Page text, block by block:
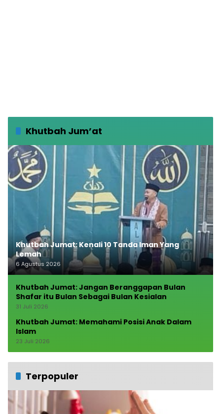
Khutbah Jum’at
Khutbah Jumat: Kenali 10 Tanda Iman Yang
Lemah
6 Agustus 2026
Khutbah Jumat: Jangan Beranggapan Bulan
Shafar itu Bulan Sebagai Bulan Kesialan
31 Juli 2026
Khutbah Jumat: Memahami Posisi Anak Dalam
Islam
23 Juli 2026
Terpopuler